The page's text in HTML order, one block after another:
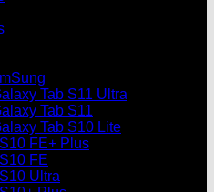
Tab S11 Ultra
Tab S11
Tab S10 Lite
FE+ Plus
FE
Ultra